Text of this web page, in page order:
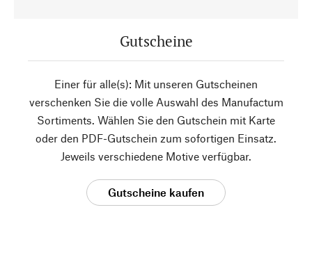
Gutscheine
Einer für alle(s): Mit unseren Gutscheinen
verschenken Sie die volle Auswahl des Manufactum
Sortiments. Wählen Sie den Gutschein mit Karte
oder den PDF-Gutschein zum sofortigen Einsatz.
Jeweils verschiedene Motive verfügbar.
Gutscheine kaufen